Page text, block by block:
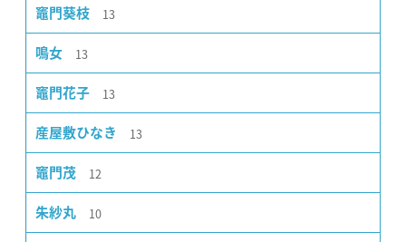
竈門葵枝 13
鳴女 13
竈門花子 13
産屋敷ひなき 13
竈門茂 12
朱紗丸 10